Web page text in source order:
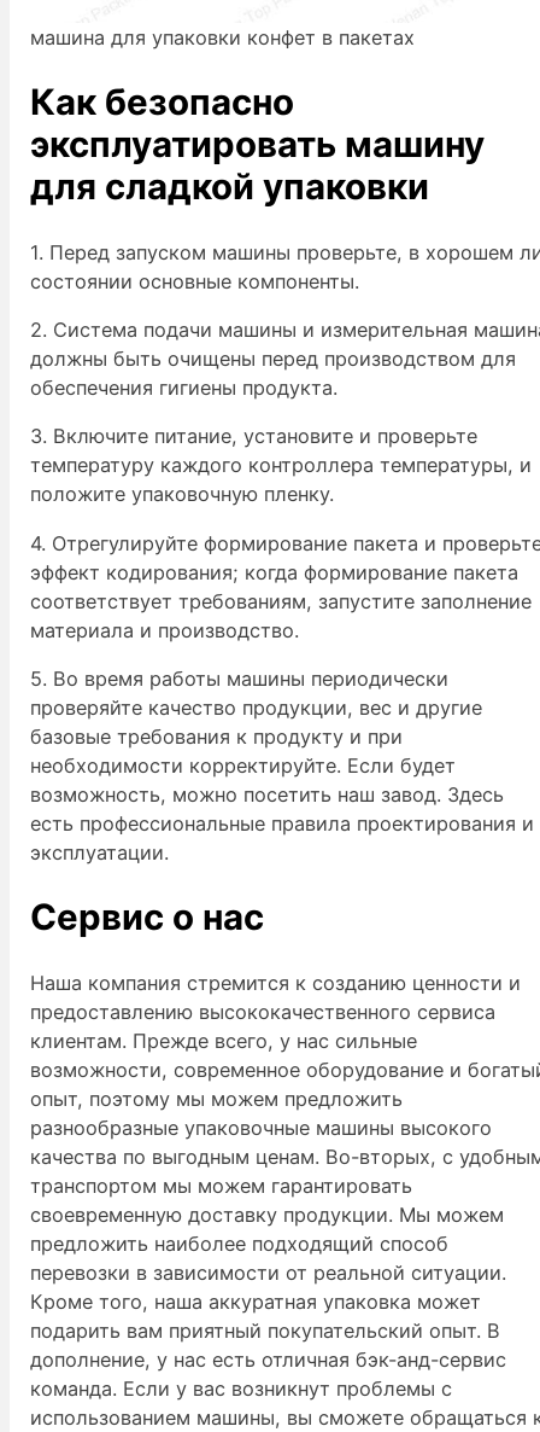
машина для упаковки конфет в пакетах
Как безопасно
эксплуатировать машину
для сладкой упаковки
1. Перед запуском машины проверьте, в хорошем
состоянии основные компоненты.
2. Система подачи машины и измерительная
должны быть очищены перед производством для
обеспечения гигиены продукта.
3. Включите питание, установите и проверьте
температуру каждого контроллера температуры, и
положите упаковочную пленку.
4. Отрегулируйте формирование пакета и
эффект кодирования; когда формирование пакета
соответствует требованиям, запустите заполнение
материала и производство.
5. Во время работы машины периодически
проверяйте качество продукции, вес и другие
базовые требования к продукту и при
необходимости корректируйте. Если будет
возможность, можно посетить наш завод. Здесь
есть профессиональные правила проектирования и
эксплуатации.
Сервис о нас
Наша компания стремится к созданию ценности и
предоставлению высококачественного сервиса
клиентам. Прежде всего, у нас сильные
возможности, современное оборудование и
опыт, поэтому мы можем предложить
разнообразные упаковочные машины высокого
качества по выгодным ценам. Во-вторых, с
транспортом мы можем гарантировать
своевременную доставку продукции. Мы можем
предложить наиболее подходящий способ
перевозки в зависимости от реальной ситуации.
Кроме того, наша аккуратная упаковка может
подарить вам приятный покупательский опыт. В
дополнение, у нас есть отличная бэк-анд-сервис
команда. Если у вас возникнут проблемы с
использованием машины, вы сможете обращаться